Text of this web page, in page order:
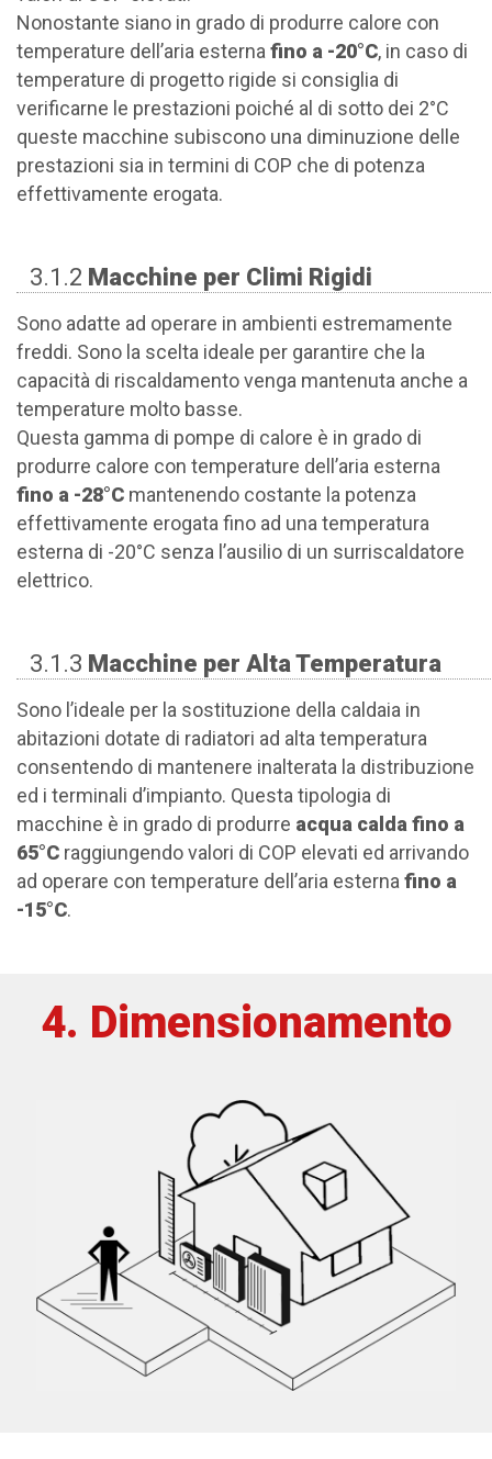
Nonostante siano in grado di produrre calore con
temperature dell’aria esterna fino a -20°C, in caso di
temperature di progetto rigide si consiglia di
verificarne le prestazioni poiché al di sotto dei 2°C
queste macchine subiscono una diminuzione delle
prestazioni sia in termini di COP che di potenza
effettivamente erogata.
3.1.2 Macchine per Climi Rigidi
Sono adatte ad operare in ambienti estremamente
freddi. Sono la scelta ideale per garantire che la
capacità di riscaldamento venga mantenuta anche a
temperature molto basse.
Questa gamma di pompe di calore è in grado di
produrre calore con temperature dell’aria esterna
fino a -28°C mantenendo costante la potenza
effettivamente erogata fino ad una temperatura
esterna di -20°C senza l’ausilio di un surriscaldatore
elettrico.
3.1.3 Macchine per Alta Temperatura
Sono l’ideale per la sostituzione della caldaia in
abitazioni dotate di radiatori ad alta temperatura
consentendo di mantenere inalterata la distribuzione
ed i terminali d’impianto. Questa tipologia di
macchine è in grado di produrre acqua calda fino a
65°C raggiungendo valori di COP elevati ed arrivando
ad operare con temperature dell’aria esterna fino a
-15°C.
4. Dimensionamento